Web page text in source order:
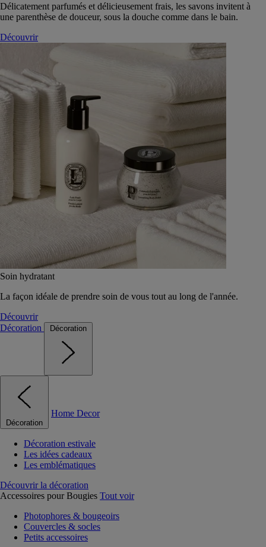
Délicatement parfumés et délicieusement frais, les savons invitent à
une parenthèse de douceur, sous la douche comme dans le bain.
Découvrir
Soin hydratant
La façon idéale de prendre soin de vous tout au long de l'année.
Découvrir
Décoration
Décoration
Décoration
Home Decor
Décoration estivale
Les idées cadeaux
Les emblématiques
Découvrir la décoration
Accessoires pour Bougies Tout voir
Photophores & bougeoirs
Couvercles & socles
Petits accessoires